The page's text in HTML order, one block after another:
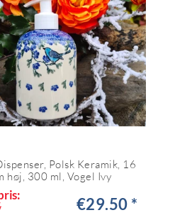
Polsk Keramik, 16
høj, 300 ml, Vogel Ivy
€29.50 *